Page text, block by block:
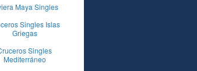
Maya Singles
Singles Islas
Griegas
Singles
Mediterráneo